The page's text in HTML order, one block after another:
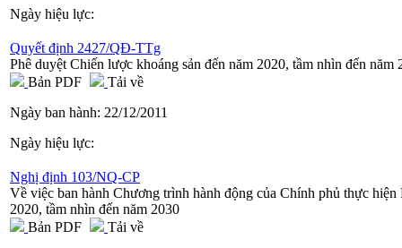
Ngày hiệu lực:
Quyết định 2427/QĐ-TTg
Phê duyệt Chiến lược khoáng sản đến năm 2020, tầm nhìn đến năm
Bản PDF
Tải về
Ngày ban hành: 22/12/2011
Ngày hiệu lực:
Nghị định 103/NQ-CP
Về việc ban hành Chương trình hành động của Chính phủ thực
2020, tầm nhìn đến năm 2030
Bản PDF
Tải về